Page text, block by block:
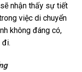
nhận thấy sự tiết
việc di chuyển
không đáng có,
đi.